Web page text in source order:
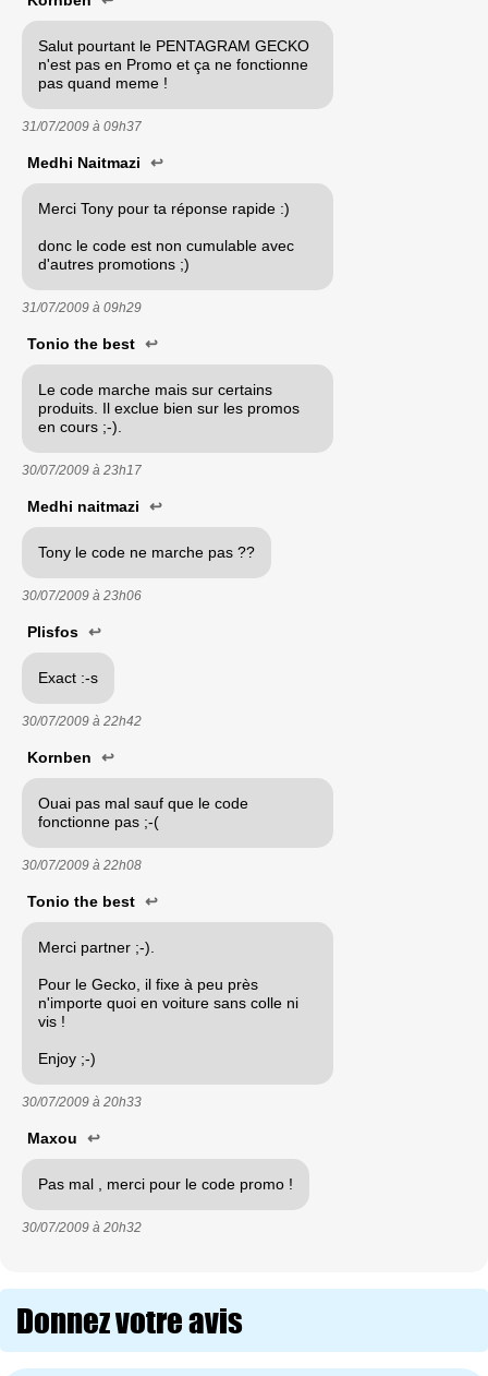
Salut pourtant le PENTAGRAM GECKO
n'est pas en Promo et ça ne fonctionne
pas quand meme !
31/07/2009 à 09h37
Medhi Naitmazi ↩
Merci Tony pour ta réponse rapide :)
donc le code est non cumulable avec
d'autres promotions ;)
31/07/2009 à 09h29
Tonio the best ↩
Le code marche mais sur certains
produits. Il exclue bien sur les promos
en cours ;-).
30/07/2009 à 23h17
Medhi naitmazi ↩
Tony le code ne marche pas ??
30/07/2009 à 23h06
Plisfos ↩
Exact :-s
30/07/2009 à 22h42
Kornben ↩
Ouai pas mal sauf que le code
fonctionne pas ;-(
30/07/2009 à 22h08
Tonio the best ↩
Merci partner ;-).
Pour le Gecko, il fixe à peu près
n'importe quoi en voiture sans colle ni
vis !
Enjoy ;-)
30/07/2009 à 20h33
Maxou ↩
Pas mal , merci pour le code promo !
30/07/2009 à 20h32
Donnez votre avis